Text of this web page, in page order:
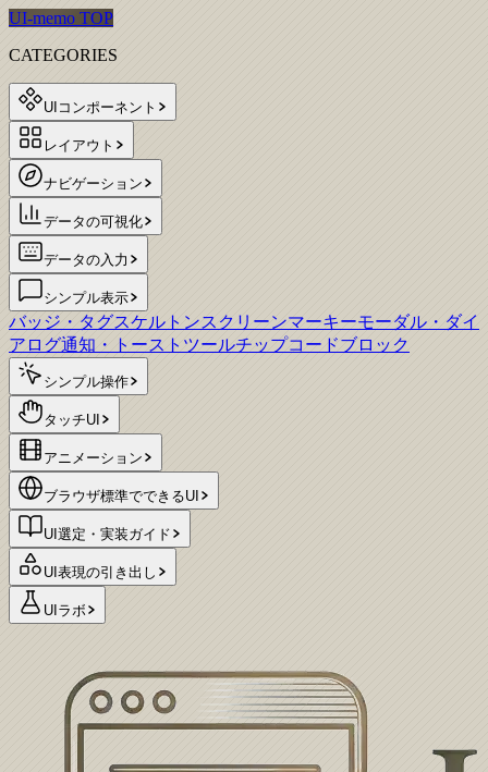
UI-memo TOP
CATEGORIES
UIコンポーネント
レイアウト
ナビゲーション
データの可視化
データの入力
シンプル表示
バッジ・タグスケルトンスクリーンマーキーモーダル・ダイ
アログ通知・トースト ツールチップコードブロック
シンプル操作
タッチUI
アニメーション
ブラウザ標準でできるUI
UI選定・実装ガイド
UI表現の引き出し
UIラボ